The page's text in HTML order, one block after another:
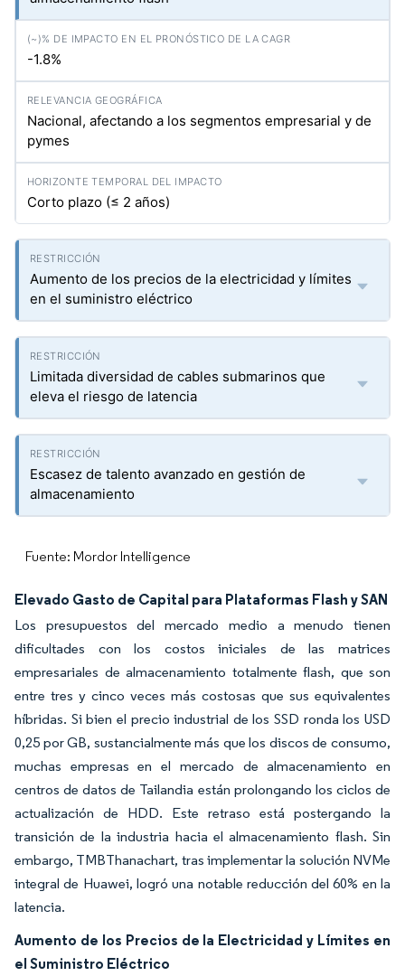
-1.8%
Nacional, afectando a los segmentos empresarial y de
pymes
Corto plazo (≤ 2 años)
Aumento de los precios de la electricidad y límites
en el suministro eléctrico
Limitada diversidad de cables submarinos que
eleva el riesgo de latencia
Escasez de talento avanzado en gestión de
almacenamiento
Fuente: Mordor Intelligence
Elevado Gasto de Capital para Plataformas Flash y SAN
Los presupuestos del mercado medio a menudo tienen
dificultades con los costos iniciales de las matrices
empresariales de almacenamiento totalmente flash, que son
entre tres y cinco veces más costosas que sus equivalentes
híbridas. Si bien el precio industrial de los SSD ronda los USD
0,25 por GB, sustancialmente más que los discos de consumo,
muchas empresas en el mercado de almacenamiento en
centros de datos de Tailandia están prolongando los ciclos de
actualización de HDD. Este retraso está postergando la
transición de la industria hacia el almacenamiento flash. Sin
embargo, TMBThanachart, tras implementar la solución NVMe
integral de Huawei, logró una notable reducción del 60% en la
latencia.
Aumento de los Precios de la Electricidad y Límites en
el Suministro Eléctrico